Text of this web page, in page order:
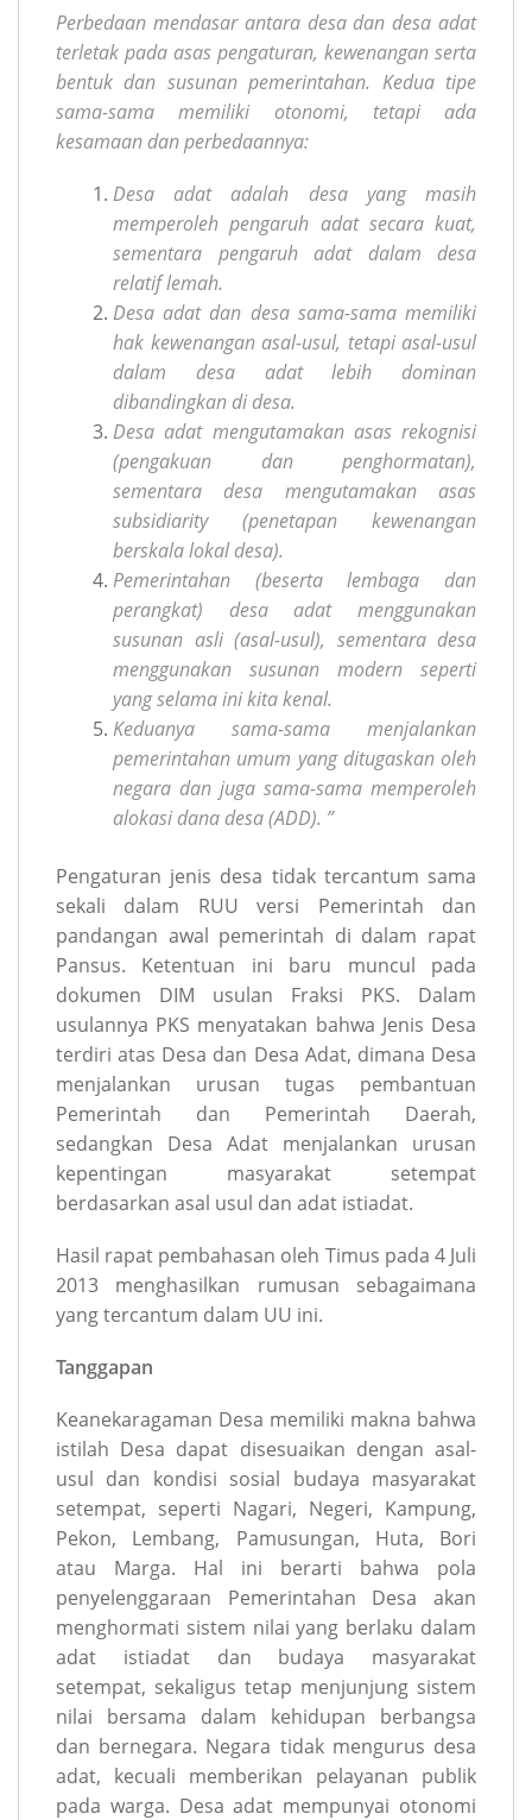
Perbedaan mendasar antara desa dan desa adat
terletak pada asas pengaturan, kewenangan serta
bentuk dan susunan pemerintahan. Kedua tipe
sama-sama memiliki otonomi, tetapi ada
kesamaan dan perbedaannya:
Desa adat adalah desa yang masih
memperoleh pengaruh adat secara kuat,
sementara pengaruh adat dalam desa
relatif lemah.
Desa adat dan desa sama-sama memiliki
hak kewenangan asal-usul, tetapi asal-usul
dalam desa adat lebih dominan
dibandingkan di desa.
Desa adat mengutamakan asas rekognisi
(pengakuan dan penghormatan),
sementara desa mengutamakan asas
subsidiarity (penetapan kewenangan
berskala lokal desa).
Pemerintahan (beserta lembaga dan
perangkat) desa adat menggunakan
susunan asli (asal-usul), sementara desa
menggunakan susunan modern seperti
yang selama ini kita kenal.
Keduanya sama-sama menjalankan
pemerintahan umum yang ditugaskan oleh
negara dan juga sama-sama memperoleh
alokasi dana desa (ADD). ”
Pengaturan jenis desa tidak tercantum sama
sekali dalam RUU versi Pemerintah dan
pandangan awal pemerintah di dalam rapat
Pansus. Ketentuan ini baru muncul pada
dokumen DIM usulan Fraksi PKS. Dalam
usulannya PKS menyatakan bahwa Jenis Desa
terdiri atas Desa dan Desa Adat, dimana Desa
menjalankan urusan tugas pembantuan
Pemerintah dan Pemerintah Daerah,
sedangkan Desa Adat menjalankan urusan
kepentingan masyarakat setempat
berdasarkan asal usul dan adat istiadat.
Hasil rapat pembahasan oleh Timus pada 4 Juli
2013 menghasilkan rumusan sebagaimana
yang tercantum dalam UU ini.
Tanggapan
Keanekaragaman Desa memiliki makna bahwa
istilah Desa dapat disesuaikan dengan asal-
usul dan kondisi sosial budaya masyarakat
setempat, seperti Nagari, Negeri, Kampung,
Pekon, Lembang, Pamusungan, Huta, Bori
atau Marga. Hal ini berarti bahwa pola
penyelenggaraan Pemerintahan Desa akan
menghormati sistem nilai yang berlaku dalam
adat istiadat dan budaya masyarakat
setempat, sekaligus tetap menjunjung sistem
nilai bersama dalam kehidupan berbangsa
dan bernegara. Negara tidak mengurus desa
adat, kecuali memberikan pelayanan publik
pada warga. Desa adat mempunyai otonomi